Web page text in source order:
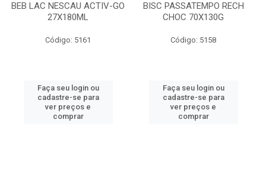
BEB LAC NESCAU ACTIV-GO
27X180ML
Código: 5161
Faça seu login ou
cadastre-se para
ver preços e
comprar
BISC PASSATEMPO RECH
CHOC 70X130G
Código: 5158
Faça seu login ou
cadastre-se para
ver preços e
comprar